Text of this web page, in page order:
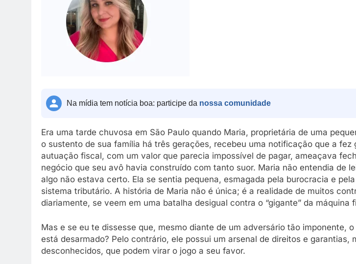
Na mídia tem notícia boa: participe da nossa comunidade
Era uma tarde chuvosa em São Paulo quando Maria, proprietária de uma
o sustento de sua família há três gerações, recebeu uma notificação que a fez
autuação fiscal, com um valor que parecia impossível de pagar, ameaçava
negócio que seu avô havia construído com tanto suor. Maria não entendia de
algo não estava certo. Ela se sentia pequena, esmagada pela burocracia e
sistema tributário. A história de Maria não é única; é a realidade de muitos
diariamente, se veem em uma batalha desigual contra o “gigante” da máquina
Mas e se eu te dissesse que, mesmo diante de um adversário tão imponente,
está desarmado? Pelo contrário, ele possui um arsenal de direitos e garantias,
desconhecidos, que podem virar o jogo a seu favor.